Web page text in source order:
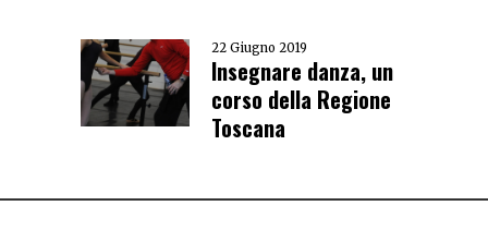
22 Giugno 2019
Insegnare danza, un
corso della Regione
Toscana